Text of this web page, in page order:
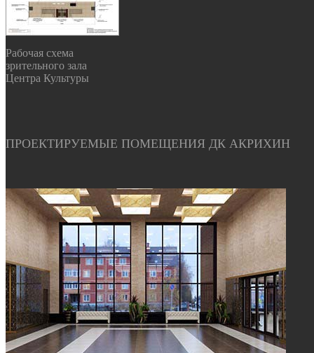
Рабочая схема
зрительного зала
Центра Культуры
ПРОЕКТИРУЕМЫЕ ПОМЕЩЕНИЯ ДК АКРИХИН